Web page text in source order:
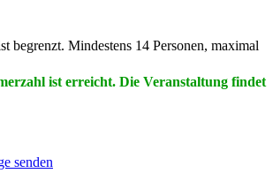
begrenzt. Mindestens 14 Personen, maximal
ist erreicht. Die Veranstaltung findet
senden